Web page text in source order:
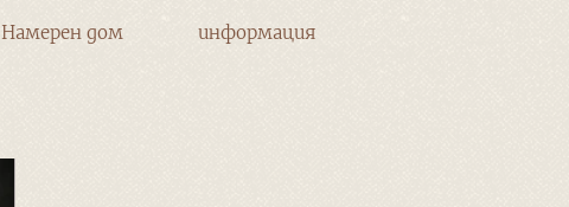
Намерен дом информация